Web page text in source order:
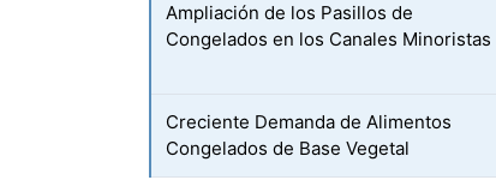
Ampliación de los Pasillos de
Congelados en los Canales Minoristas
Creciente Demanda de Alimentos
Congelados de Base Vegetal